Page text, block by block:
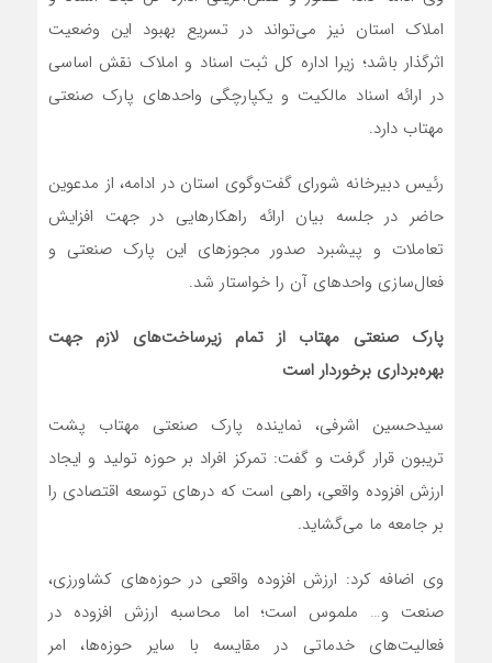
املاک استان نیز می‌تواند در تسریع بهبود این وضعیت
اثرگذار باشد؛ زیرا اداره کل ثبت اسناد و املاک نقش اساسی
در ارائه اسناد مالکیت و یکپارچگی واحدهای پارک صنعتی
مهتاب دارد.
رئیس دبیرخانه شورای گفت‌وگوی استان در ادامه، از مدعوین
حاضر در جلسه بیان ارائه راهکارهایی در جهت افزایش
تعاملات و پیشبرد صدور مجوزهای این پارک صنعتی و
فعال‌سازی واحدهای آن را خواستار شد.
پارک صنعتی مهتاب از تمام زیرساخت‌های لازم جهت
بهره‌برداری برخوردار است
سیدحسین اشرفی، نماینده پارک صنعتی مهتاب پشت
تریبون قرار گرفت و گفت: تمرکز افراد بر حوزه تولید و ایجاد
ارزش افزوده واقعی، راهی است که درهای توسعه اقتصادی را
بر جامعه ما می‌گشاید.
وی اضافه کرد: ارزش افزوده واقعی در حوزه‌های کشاورزی،
صنعت و… ملموس است؛ اما محاسبه ارزش افزوده در
فعالیت‌های خدماتی در مقایسه با سایر حوزه‌ها، امر